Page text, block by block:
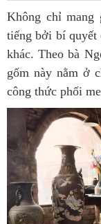
Không chỉ
tiếng bởi bí quyết
khác. Theo bà
gốm này nằm ở
công thức phối